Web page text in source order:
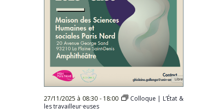
27/11/2025 à 08:30- 18:00
Colloque | L’État &
les travailleur·euses